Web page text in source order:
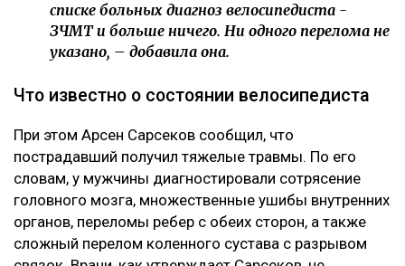
списке больных диагноз велосипедиста -
ЗЧМТ и больше ничего. Ни одного перелома не
указано, – добавила она.
Что известно о состоянии велосипедиста
При этом Арсен Сарсеков сообщил, что
пострадавший получил тяжелые травмы. По его
словам, у мужчины диагностировали сотрясение
головного мозга, множественные ушибы внутренних
органов, переломы ребер с обеих сторон, а также
сложный перелом коленного сустава с разрывом